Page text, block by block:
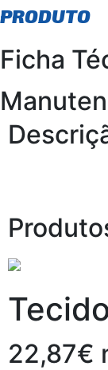
PRODUTO
Ficha
22,87€